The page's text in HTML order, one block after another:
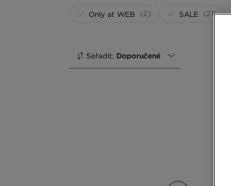
Only at WEB (2) SALE (21)
Seřadit: Doporučené